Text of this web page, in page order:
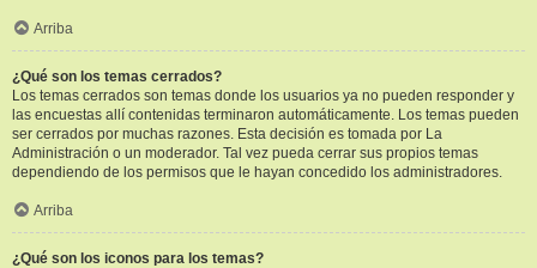
Arriba
¿Qué son los temas cerrados?
Los temas cerrados son temas donde los usuarios ya no pueden responder y
las encuestas allí contenidas terminaron automáticamente. Los temas pueden
ser cerrados por muchas razones. Esta decisión es tomada por La
Administración o un moderador. Tal vez pueda cerrar sus propios temas
dependiendo de los permisos que le hayan concedido los administradores.
Arriba
¿Qué son los iconos para los temas?